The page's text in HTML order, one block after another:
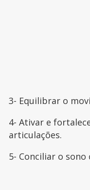
3- Equilibrar o
4- Ativar e
articulações.
5- Conciliar o